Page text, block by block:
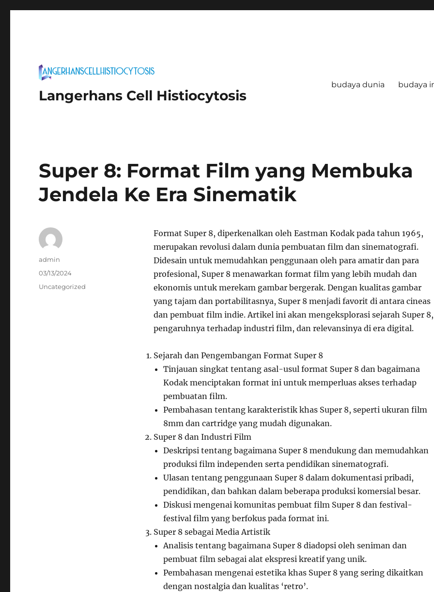
Langerhans Cell Histiocytosis
budaya dunia budaya
Super 8: Format Film yang Membuka
Jendela Ke Era Sinematik
Format Super 8, diperkenalkan oleh Eastman Kodak pada tahun 1965,
merupakan revolusi dalam dunia pembuatan film dan sinematografi.
Didesain untuk memudahkan penggunaan oleh para amatir dan para
profesional, Super 8 menawarkan format film yang lebih mudah dan
ekonomis untuk merekam gambar bergerak. Dengan kualitas gambar
yang tajam dan portabilitasnya, Super 8 menjadi favorit di antara cineas
dan pembuat film indie. Artikel ini akan mengeksplorasi sejarah Super 8,
pengaruhnya terhadap industri film, dan relevansinya di era digital.
Sejarah dan Pengembangan Format Super 8
Tinjauan singkat tentang asal-usul format Super 8 dan bagaimana
Kodak menciptakan format ini untuk memperluas akses terhadap
pembuatan film.
Pembahasan tentang karakteristik khas Super 8, seperti ukuran film
8mm dan cartridge yang mudah digunakan.
Super 8 dan Industri Film
Deskripsi tentang bagaimana Super 8 mendukung dan memudahkan
produksi film independen serta pendidikan sinematografi.
Ulasan tentang penggunaan Super 8 dalam dokumentasi pribadi,
pendidikan, dan bahkan dalam beberapa produksi komersial besar.
Diskusi mengenai komunitas pembuat film Super 8 dan festival-
festival film yang berfokus pada format ini.
Super 8 sebagai Media Artistik
Analisis tentang bagaimana Super 8 diadopsi oleh seniman dan
pembuat film sebagai alat ekspresi kreatif yang unik.
Pembahasan mengenai estetika khas Super 8 yang sering dikaitkan
dengan nostalgia dan kualitas ‘retro’.
Author
admin
Posted
on
03/13/2024
Categories
Uncategorized